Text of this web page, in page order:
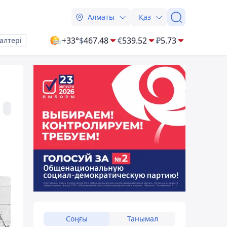
Алматы Қаз
+33°$467.48 €539.52 ₽5.73
Соңғы Танымал